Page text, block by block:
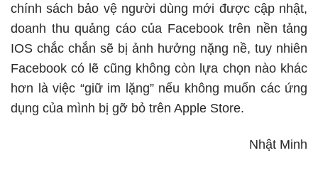
chính sách bảo vệ người dùng mới được cập nhật,
doanh thu quảng cáo của Facebook trên nền tảng
IOS chắc chắn sẽ bị ảnh hưởng nặng nề, tuy nhiên
Facebook có lẽ cũng không còn lựa chọn nào khác
hơn là việc “giữ im lặng” nếu không muốn các ứng
dụng của mình bị gỡ bỏ trên Apple Store.
Nhật Minh